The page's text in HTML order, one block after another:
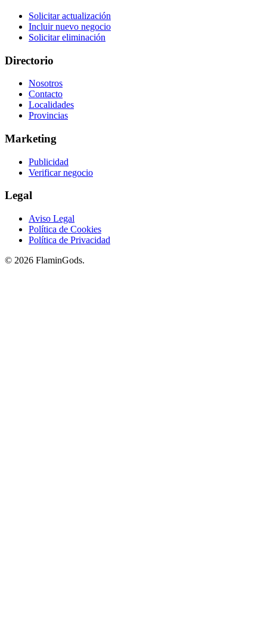
Solicitar actualización
Incluir nuevo negocio
Solicitar eliminación
Directorio
Nosotros
Contacto
Localidades
Provincias
Marketing
Publicidad
Verificar negocio
Legal
Aviso Legal
Política de Cookies
Política de Privacidad
© 2026 FlaminGods.